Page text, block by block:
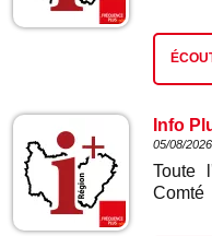
Info
05/08/2026
Toute
Comté